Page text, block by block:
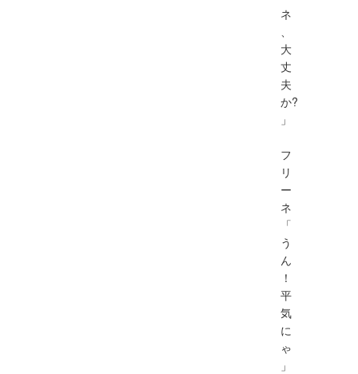
ネ
大
丈
夫
か?
」
フ
リ
ー
ネ
「
う
ん
！
平
気
に
ゃ
」